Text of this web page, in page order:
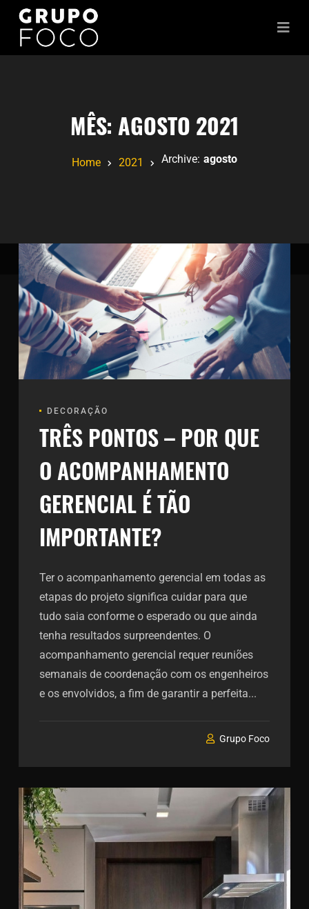
MÊS: AGOSTO 2021
Home 2021 Archive: agosto
DECORAÇÃO
TRÊS PONTOS – POR QUE
O ACOMPANHAMENTO
GERENCIAL É TÃO
IMPORTANTE?
Ter o acompanhamento gerencial em todas as
etapas do projeto significa cuidar para que
tudo saia conforme o esperado ou que ainda
tenha resultados surpreendentes. O
acompanhamento gerencial requer reuniões
semanais de coordenação com os engenheiros
e os envolvidos, a fim de garantir a perfeita...
Grupo Foco